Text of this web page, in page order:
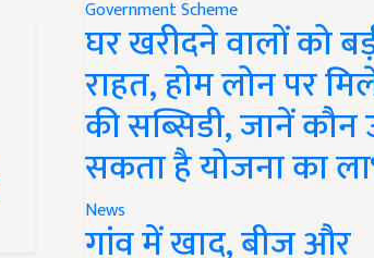
Government Scheme
घर खरीदने वालों को
राहत, होम लोन पर
की सब्सिडी, जानें कौन
सकता है योजना का
News
गांव में खाद, बीज और